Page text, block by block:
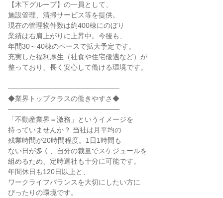
【木下グループ】の一員として、
施設管理、清掃サービス等を提供。
現在の管理物件数は約400棟にのぼり
業績は右肩上がりに上昇中。今後も、
年間30～40棟のペースで拡大予定です。
充実した福利厚生（社食や住宅優遇など）が
整っており、長く安心して働ける環境です。
――――――――――――――――
◆業界トップクラスの働きやすさ◆
――――――――――――――――
「不動産業界＝激務」というイメージを
持っていませんか？ 当社は月平均の
残業時間が20時間程度。1日1時間も
ない日が多く、自分の裁量でスケジュールを
組めるため、定時退社も十分に可能です。
年間休日も120日以上と、
ワークライフバランスを大切にしたい方に
ぴったりの環境です。